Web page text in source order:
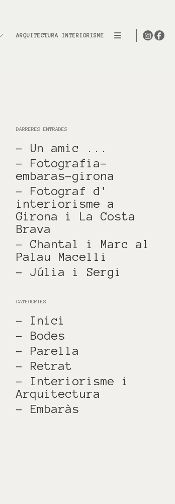
ARQUITECTURA INTERIORISME
DARRERES ENTRADES
- Un amic ...
- Fotografia-
embaras-girona
- Fotograf d'
interiorisme a
Girona i La Costa
Brava
- Chantal i Marc al
Palau Macelli
- Júlia i Sergi
CATEGORIES
- Inici
- Bodes
- Parella
- Retrat
- Interiorisme i
Arquitectura
- Embaràs